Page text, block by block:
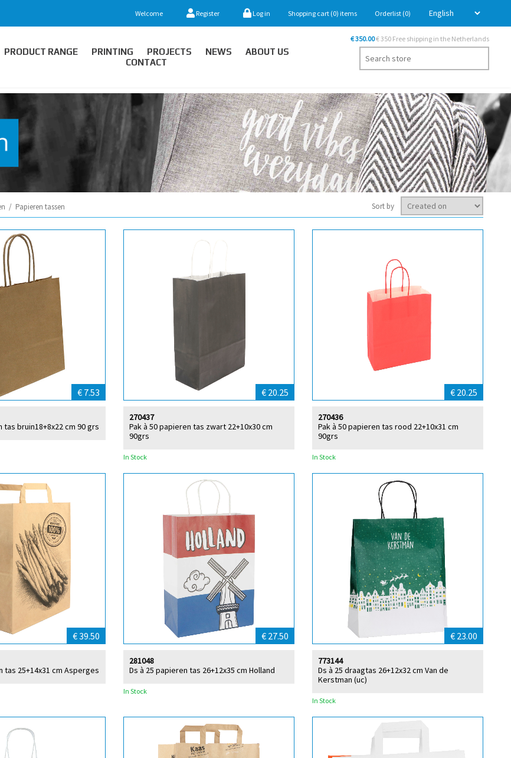
Welcome Register Log in Shopping cart (0) items Orderlist (0)
PRODUCT RANGE PRINTING PROJECTS NEWS
ABOUT US
CONTACT
€ 350.00€ 350 Free shipping in the Netherlands
/ Papieren tassen Sort by
€ 7.53
tas bruin18+8x22 cm 90 grs
€ 20.25
Pak à 50 papieren tas zwart 22+10x30 cm
90grs
270437
In Stock
€ 20.25
Pak à 50 papieren tas rood 22+10x31 cm
90grs
270436
In Stock
€ 39.50
tas 25+14x31 cm Asperges
€ 27.50
Ds à 25 papieren tas 26+12x35 cm Holland
281048
In Stock
€ 23.00
Ds à 25 draagtas 26+12x32 cm Van de
Kerstman (uc)
773144
In Stock